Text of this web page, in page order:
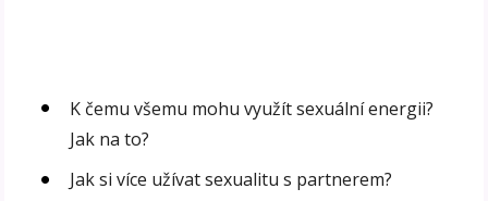
K čemu všemu mohu využít sexuální energii?
Jak na to?
Jak si více užívat sexualitu s partnerem?